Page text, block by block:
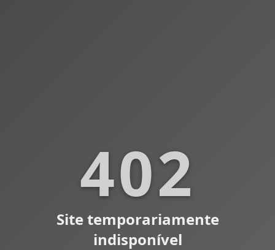
402
Site temporariamente
indisponível